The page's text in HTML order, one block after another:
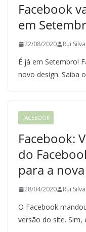
Facebook
em
22/08/2020 Rui Silva
É já em Setembro!
novo design. Saiba
FACEBOOK
Facebook:
do
para a
28/04/2020 Rui Silva
O Facebook
versão do site. Sim,